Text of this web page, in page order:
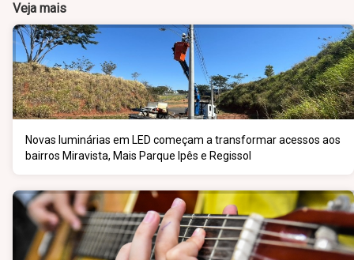
Veja mais
Novas luminárias em LED começam a transformar acessos aos
bairros Miravista, Mais Parque Ipês e Regissol